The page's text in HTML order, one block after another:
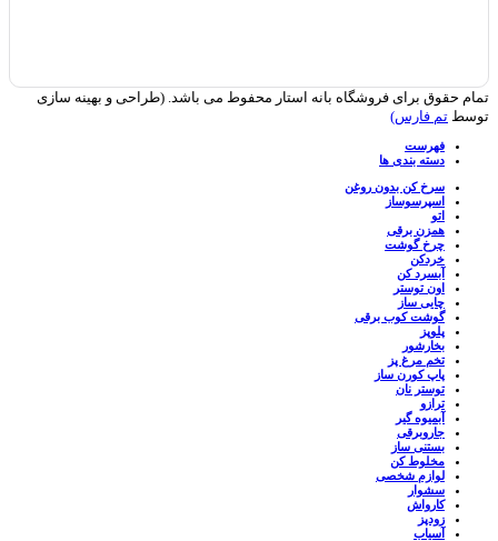
تمام حقوق برای فروشگاه بانه استار محفوط می باشد. (طراحی و بهینه سازی
توسط تم فارس)
فهرست
دسته بندی ها
سرخ کن بدون روغن
اسپرسوساز
اتو
همزن برقی
چرخ گوشت
خردکن
آبسرد کن
اون توستر
چایی ساز
گوشت کوب برقی
پلوپز
بخارشور
تخم مرغ پز
پاپ کورن ساز
توستر نان
ترازو
آبمیوه گیر
جاروبرقی
بستنی ساز
مخلوط کن
لوازم شخصی
سشوار
کارواش
زودپز
آسیاب